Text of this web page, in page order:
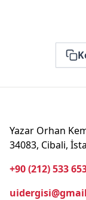
Yazar Orhan
34083, Cibali,
+90 (212) 533